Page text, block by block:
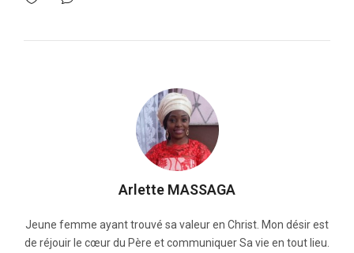
Arlette MASSAGA
Jeune femme ayant trouvé sa valeur en Christ. Mon désir est
de réjouir le cœur du Père et communiquer Sa vie en tout lieu.